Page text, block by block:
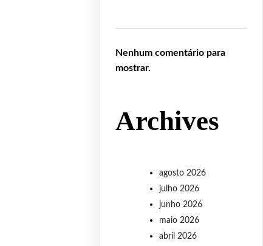
Nenhum comentário para
mostrar.
Archives
agosto 2026
julho 2026
junho 2026
maio 2026
abril 2026